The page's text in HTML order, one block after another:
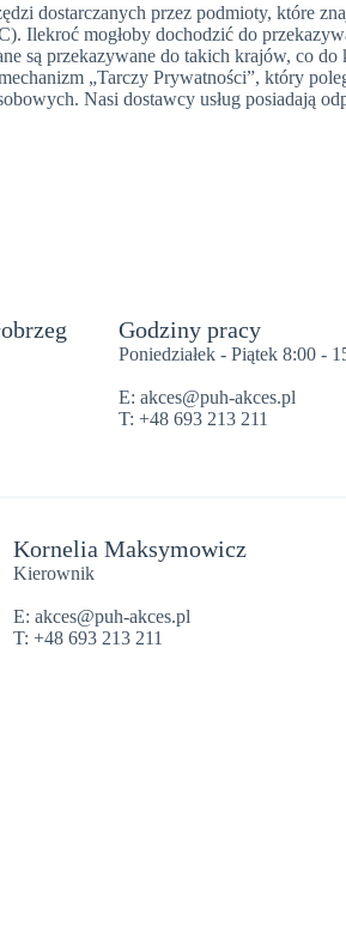
dostarczanych przez podmioty, które
Ilekroć mogłoby dochodzić do
są przekazywane do takich krajów, co
„Tarczy Prywatności”, który
Nasi dostawcy usług posiadają
Godziny pracy
Poniedziałek - Piątek 8:00 -
E: akces@puh-akces.pl
T: +48 693 213 211
Kornelia Maksymowicz
Kierownik
E: akces@puh-akces.pl
T: +48 693 213 211